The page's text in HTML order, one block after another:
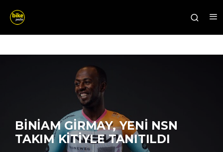
BINIAM GIRMAY, YENI NSN
TAKIM KITIYLE TANITILDI